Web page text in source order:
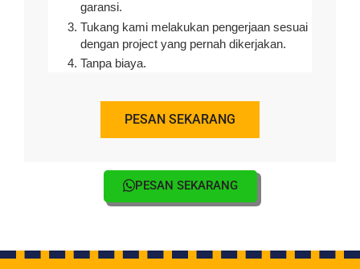
garansi.
Tukang kami melakukan pengerjaan sesuai
dengan project yang pernah dikerjakan.
Tanpa biaya.
PESAN SEKARANG
PESAN SEKARANG